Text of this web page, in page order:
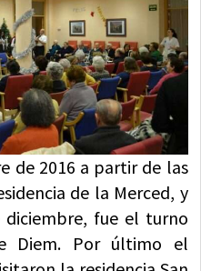
de 2016 a partir de las
de la Merced, y
fue el turno
Diem. Por último el